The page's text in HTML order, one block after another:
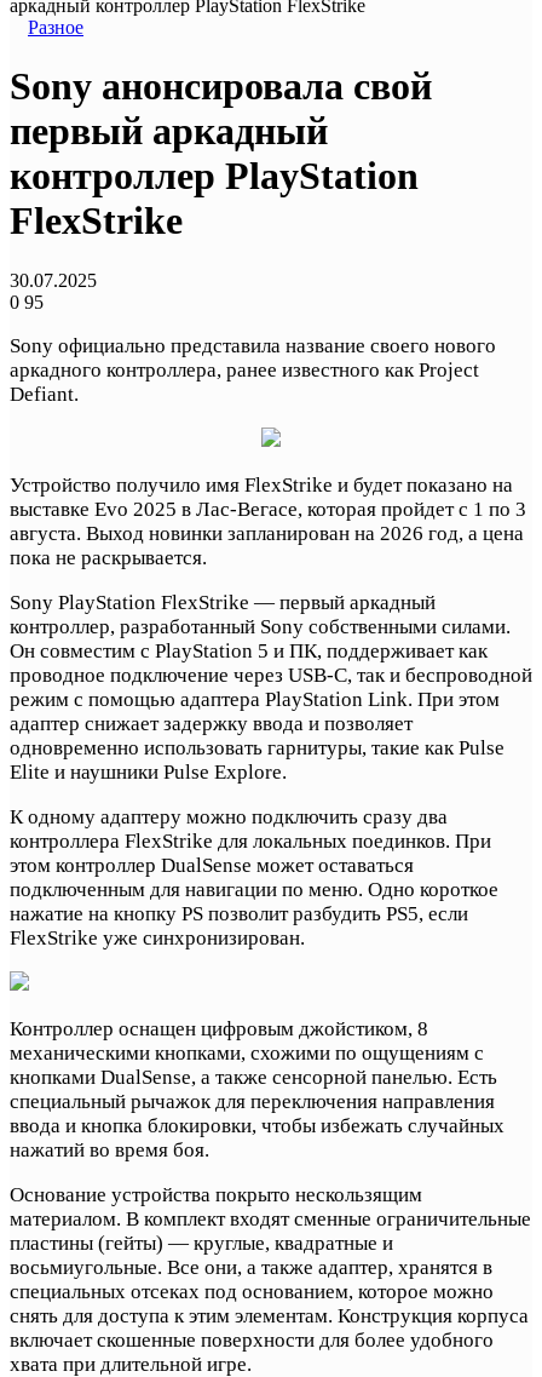
аркадный контроллер PlayStation FlexStrike
Разное
Sony анонсировала свой
первый аркадный
контроллер PlayStation
FlexStrike
30.07.2025
0 95
Sony официально представила название своего нового
аркадного контроллера, ранее известного как Project
Defiant.
Устройство получило имя FlexStrike и будет показано на
выставке Evo 2025 в Лас-Вегасе, которая пройдет с 1 по 3
августа. Выход новинки запланирован на 2026 год, а цена
пока не раскрывается.
Sony PlayStation FlexStrike — первый аркадный
контроллер, разработанный Sony собственными силами.
Он совместим с PlayStation 5 и ПК, поддерживает как
проводное подключение через USB-C, так и беспроводной
режим с помощью адаптера PlayStation Link. При этом
адаптер снижает задержку ввода и позволяет
одновременно использовать гарнитуры, такие как Pulse
Elite и наушники Pulse Explore.
К одному адаптеру можно подключить сразу два
контроллера FlexStrike для локальных поединков. При
этом контроллер DualSense может оставаться
подключенным для навигации по меню. Одно короткое
нажатие на кнопку PS позволит разбудить PS5, если
FlexStrike уже синхронизирован.
Контроллер оснащен цифровым джойстиком, 8
механическими кнопками, схожими по ощущениям с
кнопками DualSense, а также сенсорной панелью. Есть
специальный рычажок для переключения направления
ввода и кнопка блокировки, чтобы избежать случайных
нажатий во время боя.
Основание устройства покрыто нескользящим
материалом. В комплект входят сменные ограничительные
пластины (гейты) — круглые, квадратные и
восьмиугольные. Все они, а также адаптер, хранятся в
специальных отсеках под основанием, которое можно
снять для доступа к этим элементам. Конструкция корпуса
включает скошенные поверхности для более удобного
хвата при длительной игре.